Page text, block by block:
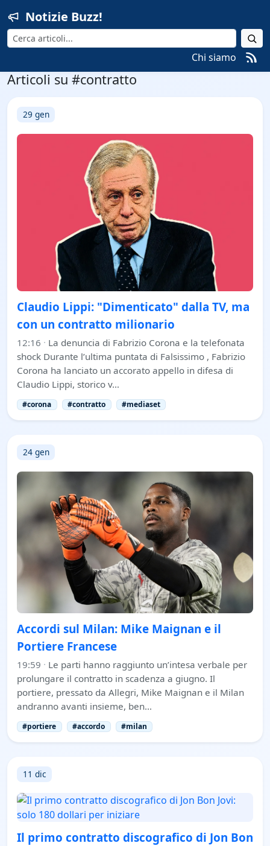
Notizie Buzz!
Cerca
Chi siamo
Articoli su #contratto
29 gen
Claudio Lippi: "Dimenticato" dalla TV, ma
con un contratto milionario
12:16 · La denuncia di Fabrizio Corona e la telefonata
shock Durante l’ultima puntata di Falsissimo , Fabrizio
Corona ha lanciato un accorato appello in difesa di
Claudio Lippi, storico v…
#corona #contratto #mediaset
24 gen
Accordi sul Milan: Mike Maignan e il
Portiere Francese
19:59 · Le parti hanno raggiunto un’intesa verbale per
prolungare il contratto in scadenza a giugno. Il
portiere, pressato da Allegri, Mike Maignan e il Milan
andranno avanti insieme, ben…
#portiere #accordo #milan
11 dic
Il primo contratto discografico di Jon Bon